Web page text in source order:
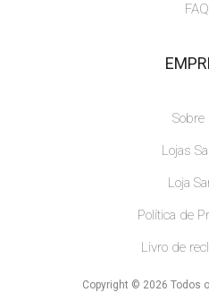
Sobre
Lojas
Loja
Política de
Livro de
Copyright © 2026 Todos